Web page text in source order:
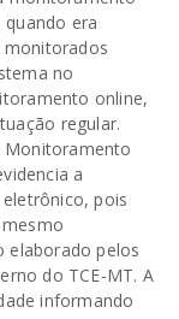
era
monitorados
no
online,
regular.
Monitoramento
a
pois
elaborado pelos
do TCE-MT. A
informando